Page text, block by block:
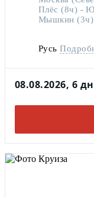
Плёс (8ч) -
Мышкин (3ч)
Русь
Детская
Детский
Детское
08.08.2026, 6